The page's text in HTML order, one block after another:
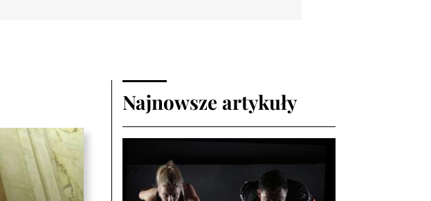
Najnowsze artykuły